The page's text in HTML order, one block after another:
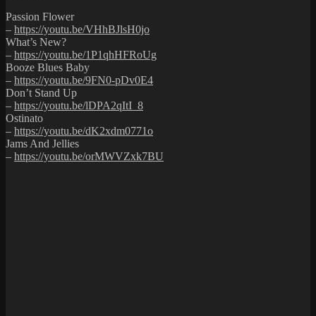
Passion Flower
– https://youtu.be/VHhBJlsH0jo
What’s New?
– https://youtu.be/1P1qhHFRoUg
Booze Blues Baby
– https://youtu.be/9FN0-pDv0E4
Don’t Stand Up
– https://youtu.be/lDPA2qItI_8
Ostinato
– https://youtu.be/dK2xdm0771o
Jams And Jellies
– https://youtu.be/orMWVZxk7BU